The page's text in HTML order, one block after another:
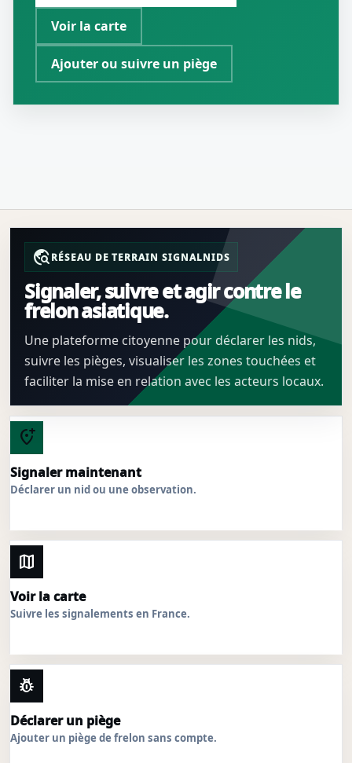
Voir la carte
Ajouter ou suivre un piège
travel_exploreRÉSEAU DE TERRAIN SIGNALNIDS
Signaler, suivre et agir contre le
frelon asiatique.
Une plateforme citoyenne pour déclarer les nids,
suivre les pièges, visualiser les zones touchées et
faciliter la mise en relation avec les acteurs locaux.
add_location_alt
Signaler maintenant
Déclarer un nid ou une observation.
map
Voir la carte
Suivre les signalements en France.
pest_control
Déclarer un piège
Ajouter un piège de frelon sans compte.